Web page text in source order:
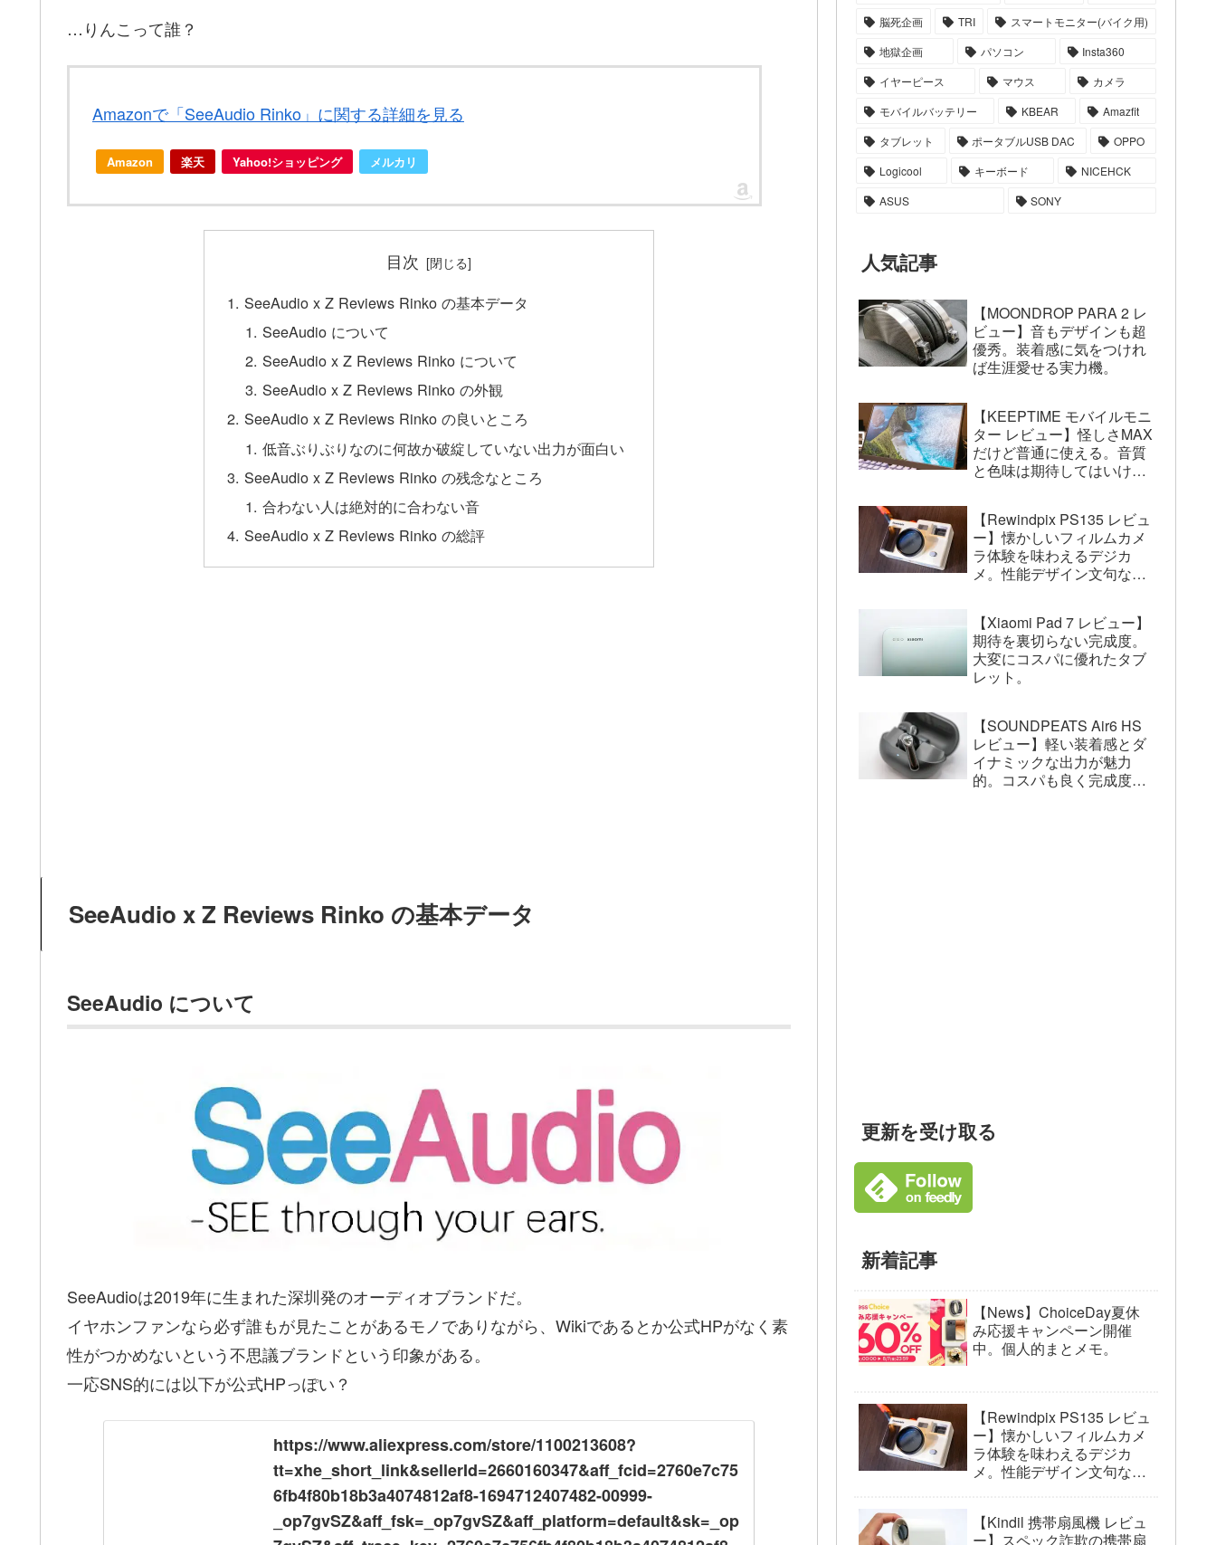
…りんこって誰？
Amazonで「SeeAudio Rinko」に関する詳細を見る
Amazon 楽天 Yahoo!ショッピング メルカリ
目次
SeeAudio x Z Reviews Rinko の基本データ
SeeAudio について
SeeAudio x Z Reviews Rinko について
SeeAudio x Z Reviews Rinko の外観
SeeAudio x Z Reviews Rinko の良いところ
低音ぶりぶりなのに何故か破綻していない出力が面白い
SeeAudio x Z Reviews Rinko の残念なところ
合わない人は絶対的に合わない音
SeeAudio x Z Reviews Rinko の総評
SeeAudio x Z Reviews Rinko の基本データ
SeeAudio について
SeeAudioは2019年に生まれた深圳発のオーディオブランドだ。
イヤホンファンなら必ず誰もが見たことがあるモノでありながら、Wikiであるとか公式HPがなく素
性がつかめないという不思議ブランドという印象がある。
一応SNS的には以下が公式HPっぽい？
https://www.aliexpress.com/store/1100213608?
tt=xhe_short_link&sellerId=2660160347&aff_fcid=2760e7c75
6fb4f80b18b3a4074812af8-1694712407482-00999-
_op7gvSZ&aff_fsk=_op7gvSZ&aff_platform=default&sk=_op
脳死企画
TRI
スマートモニター(バイク用)
地獄企画
パソコン
Insta360
イヤーピース
マウス
カメラ
モバイルバッテリー
KBEAR
Amazfit
タブレット
ポータブルUSB DAC
OPPO
Logicool
キーボード
NICEHCK
ASUS
SONY
人気記事
【MOONDROP PARA 2 レ
ビュー】音もデザインも超
優秀。装着感に気をつけれ
ば生涯愛せる実力機。
【KEEPTIME モバイルモニ
ター レビュー】怪しさMAX
だけど普通に使える。音質
と色味は期待してはいけな
【Rewindpix PS135 レビュ
ー】懐かしいフィルムカメ
ラ体験を味わえるデジカ
メ。性能デザイン文句な
【Xiaomi Pad 7 レビュー】
期待を裏切らない完成度。
大変にコスパに優れたタブ
レット。
【SOUNDPEATS Air6 HS
レビュー】軽い装着感とダ
イナミックな出力が魅力
的。コスパも良く完成度は
更新を受け取る
新着記事
【News】ChoiceDay夏休
み応援キャンペーン開催
中。個人的まとメモ。
【Rewindpix PS135 レビュ
ー】懐かしいフィルムカメ
ラ体験を味わえるデジカ
メ。性能デザイン文句な
【Kindil 携帯扇風機 レビュ
ー】スペック詐欺の携帯扇